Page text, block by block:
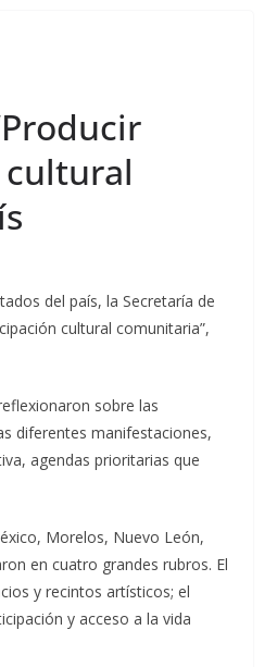
del país, la Secretaría de
cultural comunitaria”,
sobre las
diferentes manifestaciones,
agendas prioritarias que
Morelos, Nuevo León,
en cuatro grandes rubros. El
y recintos artísticos; el
y acceso a la vida